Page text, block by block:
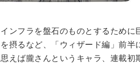
インフラを盤石のものとするため
を摂るなど、「ウィザード編」前
思えば朧さんというキャラ、連載初